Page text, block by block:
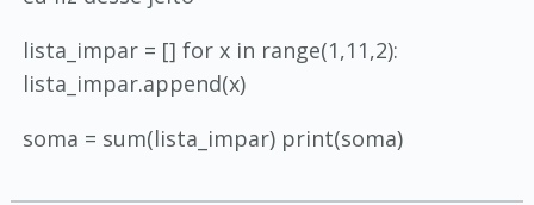
lista_impar = [] for x in range(1,11,2):
lista_impar.append(x)
soma = sum(lista_impar) print(soma)